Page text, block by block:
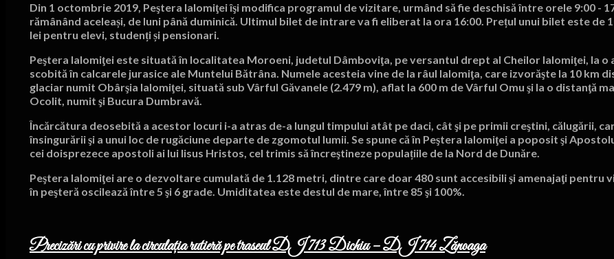
Din 1 octombrie 2019, Peştera Ialomiţei îşi modifica programul de vizitare, urmând să fie deschisă între orele 9:00 -
rămânând aceleași, de luni până duminică. Ultimul bilet de intrare va fi eliberat la ora 16:00. Prețul unui bilet este de
lei pentru elevi, studenți și pensionari.
Peştera Ialomiţei este situată în localitatea Moroeni, judetul Dâmboviţa, pe versantul drept al Cheilor Ialomiţei, la o
scobită în calcarele jurasice ale Muntelui Bătrâna. Numele acesteia vine de la râul Ialomiţa, care izvorăşte la 10 km
glaciar numit Obârşia Ialomiţei, situată sub Vârful Găvanele (2.479 m), aflat la 600 m de Vârful Omu şi la o distanţă
Ocolit, numit şi Bucura Dumbravă.
Încărcătura deosebită a acestor locuri i-a atras de-a lungul timpului atât pe daci, cât şi pe primii creştini, călugării,
însingurării şi a unui loc de rugăciune departe de zgomotul lumii. Se spune că în Peştera Ialomiţei a poposit şi
cei doisprezece apostoli ai lui Iisus Hristos, cel trimis să încreştineze populațiile de la Nord de Dunăre.
Peştera Ialomiţei are o dezvoltare cumulată de 1.128 metri, dintre care doar 480 sunt accesibili şi amenajaţi pentru
în peşteră oscilează între 5 şi 6 grade. Umiditatea este destul de mare, între 85 şi 100%.
Precizări cu privire la circulația rutieră pe traseul DJ 713 Dichiu – DJ 714 Zănoaga